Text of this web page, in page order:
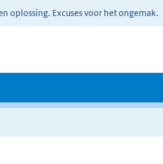
oplossing. Excuses voor het ongemak.